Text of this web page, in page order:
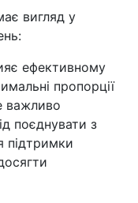
вигляд у
ефективному
пропорції
важливо
поєднувати з
підтримки